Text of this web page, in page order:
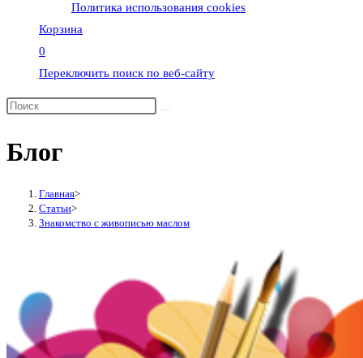
Политика использования cookies
Корзина
0
Переключить поиск по веб-сайту
Блог
Главная>
Статьи>
Знакомство с живописью маслом